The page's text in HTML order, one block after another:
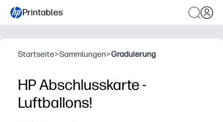
Printables
Startseite>Sammlungen>Graduierung
HP Abschlusskarte -
Luftballons!